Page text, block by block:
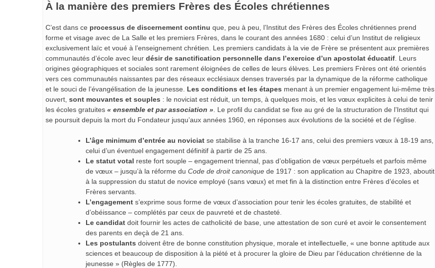
À la manière des premiers Frères des Écoles chrétiennes
C’est dans ce processus de discernement continu que, peu à peu, l’Institut des Frères des Écoles chrétiennes prend
forme et visage avec de La Salle et les premiers Frères, dans le courant des années 1680 : celui d’un Institut de religieux
exclusivement laïc et voué à l’enseignement chrétien. Les premiers candidats à la vie de Frère se présentent aux premières
communautés d’école avec leur désir de sanctification personnelle dans l’exercice d’un apostolat éducatif . Leurs
origines géographiques et sociales sont rarement éloignées de celles de leurs élèves. Les premiers Frères ont été orientés
vers ces communautés naissantes par des réseaux ecclésiaux denses traversés par la dynamique de la réforme catholique
et le souci de l’évangélisation de la jeunesse. Les conditions et les étapes menant à un premier engagement lui-même très
ouvert, sont mouvantes et souples : le noviciat est réduit, un temps, à quelques mois, et les vœux explicites à celui de tenir
les écoles gratuites « ensemble et par association » . Le profil du candidat se fixe au gré de la structuration de l’Institut qui
se poursuit depuis la mort du Fondateur jusqu’aux années 1960, en réponses aux évolutions de la société et de l’église.
L’âge minimum d’entrée au noviciat se stabilise à la tranche 16-17 ans, celui des premiers vœux à 18-19 ans,
celui d’un éventuel engagement définitif à partir de 25 ans.
Le statut votal reste fort souple – engagement triennal, pas d’obligation de vœux perpétuels et parfois même
de vœux – jusqu’à la réforme du Code de droit canonique de 1917 : son application au Chapitre de 1923, aboutit
à la suppression du statut de novice employé (sans vœux) et met fin à la distinction entre Frères d’écoles et
Frères servants.
L’engagement s’exprime sous forme de vœux d’association pour tenir les écoles gratuites, de stabilité et
d’obéissance – complétés par ceux de pauvreté et de chasteté.
Le candidat doit fournir les actes de catholicité de base, une attestation de son curé et avoir le consentement
des parents en deçà de 21 ans.
Les postulants doivent être de bonne constitution physique, morale et intellectuelle, « une bonne aptitude aux
sciences et beaucoup de disposition à la piété et à procurer la gloire de Dieu par l’éducation chrétienne de la
jeunesse » (Règles de 1777).